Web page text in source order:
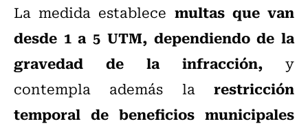
La medida establece multas que van
desde 1 a 5 UTM, dependiendo de la
gravedad de la infracción, y
contempla además la restricción
temporal de beneficios municipales